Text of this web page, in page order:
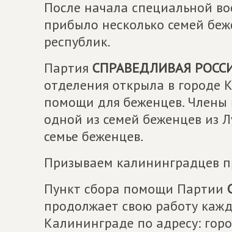
После начала специальной
прибыло несколько семей
республик.
Партия СПРАВЕДЛИВАЯ
отделения открыла в городе
помощи для беженцев. Члены
одной из семей беженцев из
семье беженцев.
Призываем калининградцев
Пункт сбора помощи Партии
продолжает свою работу
Калининграде по адресу: